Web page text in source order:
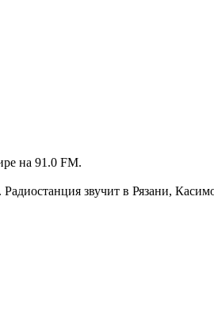
на 91.0 FM.
звучит в Рязани,